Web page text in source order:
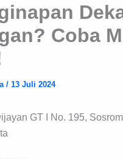
Coba
/ 13 Juli 2024
GT I No. 195,